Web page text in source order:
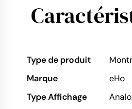
Type de produit
Marque
eHo
Type Affichage